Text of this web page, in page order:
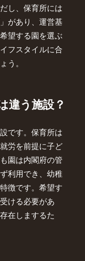
し、保育所には
があり、運営基
望する園を選ぶ
フスタイルに合
う。
違う施設？
です。保育所は
労を前提に子ど
園は内閣府の管
利用でき、幼稚
徴です。希望す
ける必要があ
在しまするた